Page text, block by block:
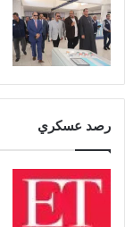
رصد عسكري